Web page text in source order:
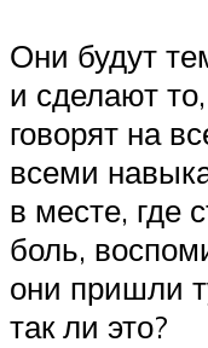
Они будут
и сделают
говорят на
всеми
в месте, где
боль,
они пришли
так ли это?